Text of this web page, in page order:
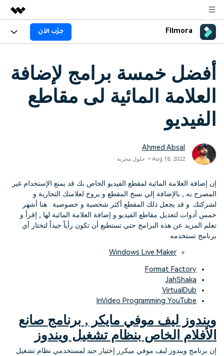
المنتجات المميزة
منتجات إدارة البيانات
نظرة عامة
الدعم
Filmora جرّب الآن
المنصات
الميزات
AI
Filmora AIالجيل القادم من التحرير بالذكاء الاصطناعياكتشف الآن >>
ميزات الذكاء الاصطناعي
Filmora لـ
حلول الفيديو
Class
تطوير مهاراتك في تحرير
الفيديوهات المتقدمة خطوة
بخطوة
Filmora
احصل على شارات الانجازات
للحصول على مكافآت مثيرة
رؤى التحرير
الفيديو
Blog
مركز الدعم
البدء
دعم العملاء
حول
استكشاف
التعاون
جرّب FILMORA اشتر الآنتسجيل الدخول
search
أفضل خمسة برامج لإضافة
العلامة المائية لى مقاطع
الفيديو
Ahmed Absal
Aug 18, 2022• حلول مجربة
إن إضافة العلامة المائية لمقطع الفيديو الخاص بك قد يمنع الإستخدام غير
المصرح به , بالإضافة إلي نسخ المقطع و يروج لعلامتك التجارية و
لشركتك. و قد يجعل ذلك المقطع أكثر شخصية و خصوصية . هنا أشهر
خمس أدوات لتعديل مقاطع الفيديو و إضافة العلامة المائية لها , إقرأ و
تعلم المزيد عن هذه البرامج حتي تستطيع أن تكون رأياً جيداً لتختار أي
برنامج تستخدمه
Windows Live Maker
Format Factory
JahShaka
VirtualDub
InVideo Programming YouTube
ويندوز ليف موفي مايكر , برنامج صانع
الأفلام الخاص بنظام تشغيل ويندوز
إن برنامج ويندوز ليف موفي ميكرز إختيار جيد لمستخدمي نظام تشغيل